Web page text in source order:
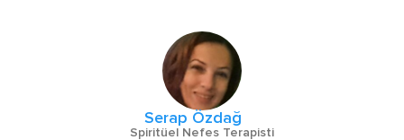
Serap Özdağ
Spiritüel Nefes Terapisti